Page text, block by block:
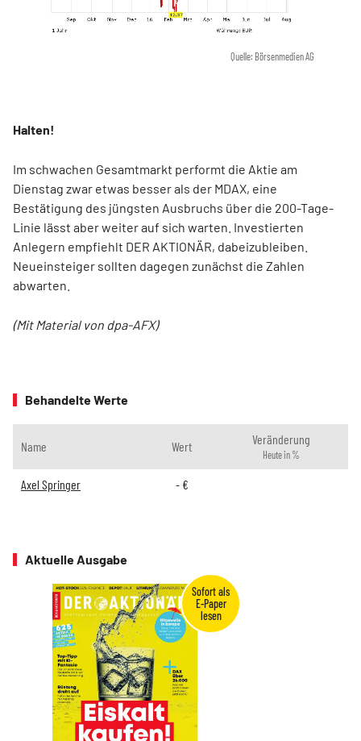
Quelle: Börsenmedien AG
Halten!
Im schwachen Gesamtmarkt performt die Aktie am
Dienstag zwar etwas besser als der MDAX, eine
Bestätigung des jüngsten Ausbruchs über die 200-Tage-
Linie lässt aber weiter auf sich warten. Investierten
Anlegern empfiehlt DER AKTIONÄR, dabeizubleiben.
Neueinsteiger sollten dagegen zunächst die Zahlen
abwarten.
(Mit Material von dpa-AFX)
Behandelte Werte
Name Wert Veränderung
Heute in %
Axel Springer -€
Aktuelle Ausgabe